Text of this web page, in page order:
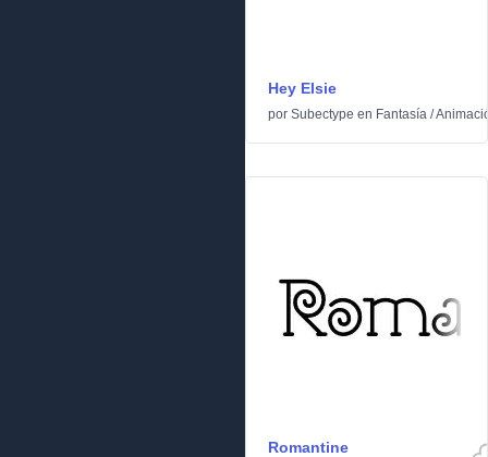
Hey Elsie
por Subectype en Fantasía /
Romantine